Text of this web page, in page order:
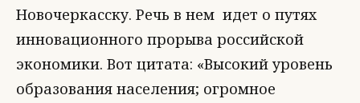
Новочеркасску. Речь в нем идет о путях
инновационного прорыва российской
экономики. Вот цитата: «Высокий уровень
образования населения; огромное